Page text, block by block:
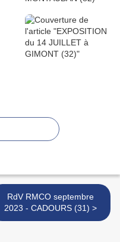
RdV RMCO septembre
2023 - CADOURS (31) >